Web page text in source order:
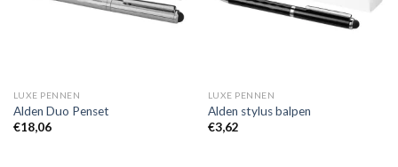
LUXE PENNEN
Alden Duo Penset
€18,06
LUXE PENNEN
Alden stylus balpen
€3,62